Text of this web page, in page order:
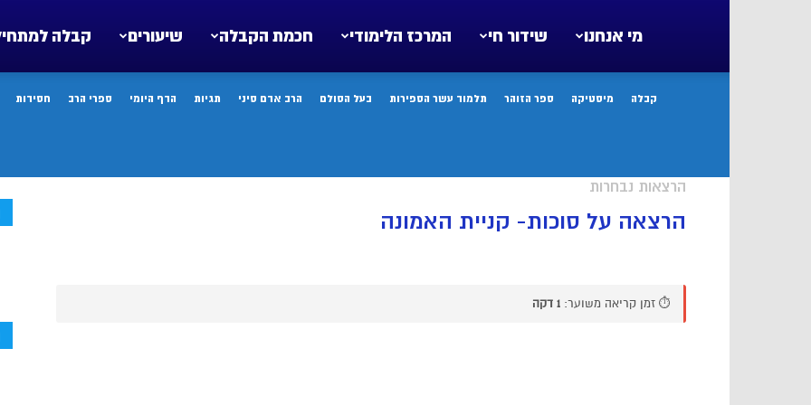
קבלה שיעורים חכמת הקבלה המרכז הלימודי שידור חי מי אנחנו
קבלה מיסטיקה ספר הזוהר תלמוד עשר הספירות בעל הסולם הרב אדם סיני תגיות הדף היומי ספרי הרב חסידות
הרצאות נבחרות
הרצאה על סוכות- קניית האמונה
⏱️ זמן קריאה משוער: 1 דקה